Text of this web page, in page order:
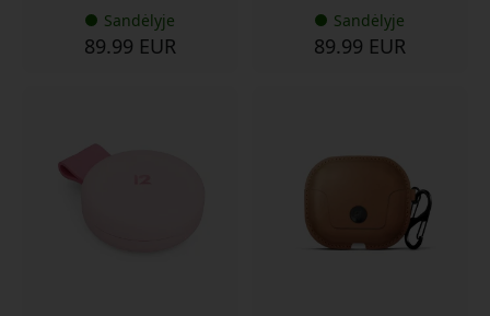
Sandėlyje
89.99 EUR
Sandėlyje
89.99 EUR